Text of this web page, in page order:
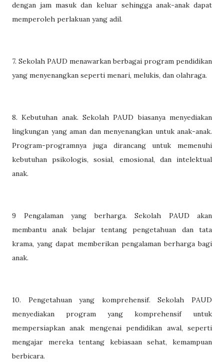
dengan jam masuk dan keluar sehingga anak-anak dapat
memperoleh perlakuan yang adil.
7. Sekolah PAUD menawarkan berbagai program pendidikan
yang menyenangkan seperti menari, melukis, dan olahraga.
8. Kebutuhan anak. Sekolah PAUD biasanya menyediakan
lingkungan yang aman dan menyenangkan untuk anak-anak.
Program-programnya juga dirancang untuk memenuhi
kebutuhan psikologis, sosial, emosional, dan intelektual
anak.
9 Pengalaman yang berharga. Sekolah PAUD akan
membantu anak belajar tentang pengetahuan dan tata
krama, yang dapat memberikan pengalaman berharga bagi
anak.
10. Pengetahuan yang komprehensif. Sekolah PAUD
menyediakan program yang komprehensif untuk
mempersiapkan anak mengenai pendidikan awal, seperti
mengajar mereka tentang kebiasaan sehat, kemampuan
berbicara.